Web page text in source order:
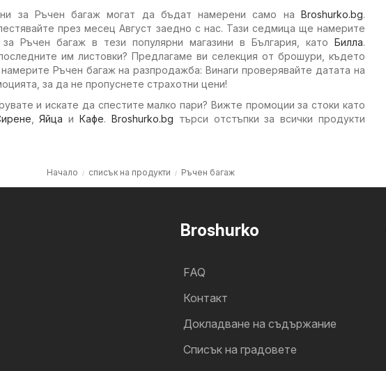
за Ръчен багаж могат да бъдат намерени само на Broshurko.bg.
през месец Август заедно с нас. Тази седмица ще намерите
Ръчен багаж в тези популярни магазини в България, като Билла.
им листовки? Предлагаме ви селекция от брошури, където
Ръчен багаж на разпродажба: Винаги проверявайте датата на
за да не пропуснете страхотни цени!
и искате да спестите малко пари? Вижте промоции за стоки като
,Яйца иКафе. Broshurko.bg търси отстъпки за всички продукти
Начало списък на продукти Ръчен багаж
Broshurko
FAQ
Контакт
Докладване на съдържание
Cписък на градовете